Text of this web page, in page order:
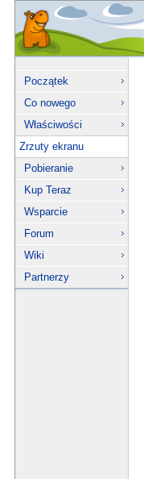
Początek
Co nowego
Właściwości
Zrzuty ekranu
Pobieranie
Kup Teraz
Wsparcie
Forum
Wiki
Partnerzy